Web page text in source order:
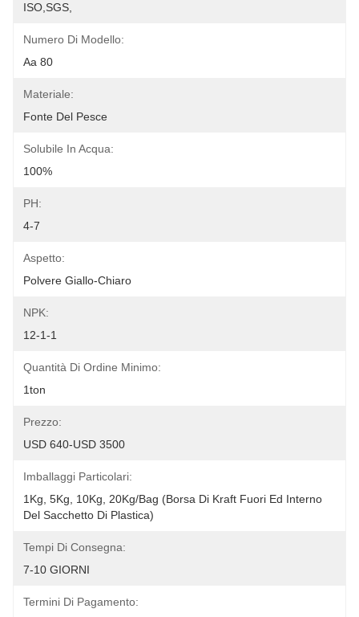
ISO,SGS,
Numero Di Modello:
Aa 80
Materiale:
Fonte Del Pesce
Solubile In Acqua:
100%
PH:
4-7
Aspetto:
Polvere Giallo-Chiaro
NPK:
12-1-1
Quantità Di Ordine Minimo:
1ton
Prezzo:
USD 640-USD 3500
Imballaggi Particolari:
1Kg, 5Kg, 10Kg, 20Kg/Bag (borsa Di Kraft Fuori Ed Interno
Del Sacchetto Di Plastica)
Tempi Di Consegna:
7-10 GIORNI
Termini Di Pagamento: